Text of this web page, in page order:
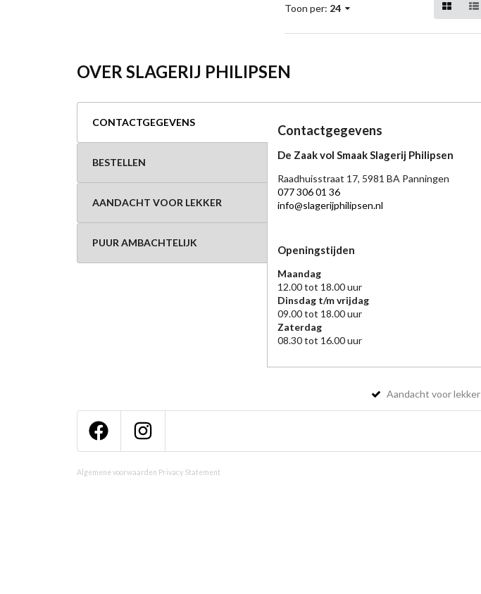
Toon per: 24
OVER SLAGERIJ PHILIPSEN
CONTACTGEGEVENS
BESTELLEN
AANDACHT VOOR LEKKER
PUUR AMBACHTELIJK
Contactgegevens
De Zaak vol Smaak Slagerij Philipsen
Raadhuisstraat 17, 5981 BA Panningen
077 306 01 36
info@slagerijphilipsen.nl
Openingstijden
Maandag
12.00 tot 18.00 uur
Dinsdag t/m vrijdag
09.00 tot 18.00 uur
Zaterdag
08.30 tot 16.00 uur
Aandacht voor lekker
Algemene voorwaarden Privacy Statement